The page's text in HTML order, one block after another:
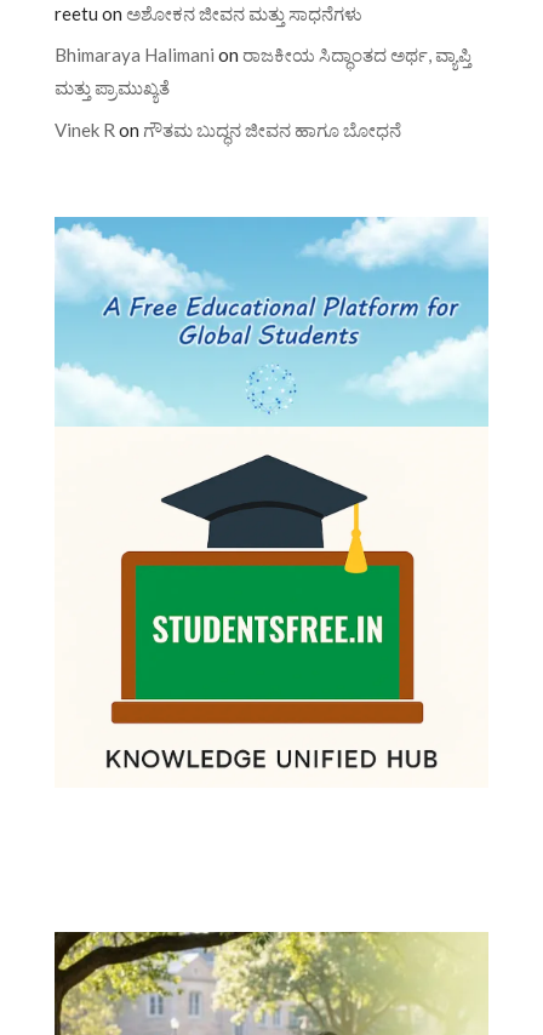
reetu on ಅಶೋಕನ ಜೀವನ ಮತ್ತು ಸಾಧನೆಗಳು
Bhimaraya Halimani on ರಾಜಕೀಯ ಸಿದ್ಧಾಂತದ ಅರ್ಥ, ವ್ಯಾಪ್ತಿ
ಮತ್ತು ಪ್ರಾಮುಖ್ಯತೆ
Vinek R on ಗೌತಮ ಬುದ್ಧನ ಜೀವನ ಹಾಗೂ ಬೋಧನೆ